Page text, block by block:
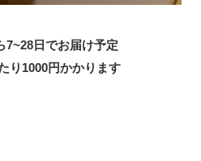
7~28日でお届け予定
り 1000円かかります